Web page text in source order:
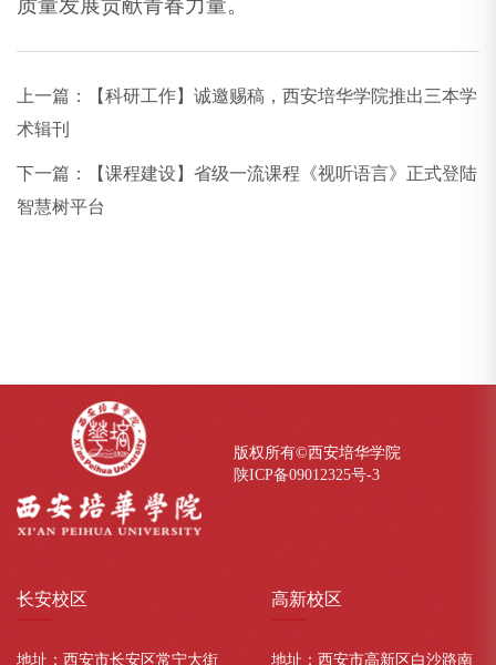
上一篇：
【科研工作】诚邀赐稿，西安培华学院推出三本学
术辑刊
下一篇：
【课程建设】省级一流课程《视听语言》正式登陆
智慧树平台
版权所有©西安培华学院
陕ICP备09012325号-3
长安校区
地址：西安市长安区常宁大街
高新校区
地址：西安市高新区白沙路南